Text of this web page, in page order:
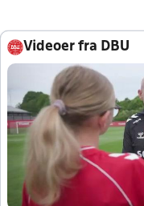
Videoer fra DBU